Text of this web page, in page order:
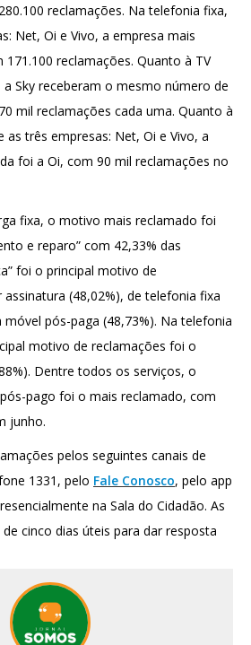
reclamações. Na telefonia fixa,
Net, Oi e Vivo, a empresa mais
reclamações. Quanto à TV
Sky receberam o mesmo número de
mil reclamações cada uma. Quanto à
as três empresas: Net, Oi e Vivo, a
foi a Oi, com 90 mil reclamações no
fixa, o motivo mais reclamado foi
e reparo” com 42,33% das
foi o principal motivo de
(48,02%), de telefonia fixa
pós-paga (48,73%). Na telefonia
motivo de reclamações foi o
Dentre todos os serviços, o
pago foi o mais reclamado, com
junho.
pelos seguintes canais de
1331, pelo Fale Conosco, pelo app
na Sala do Cidadão. As
cinco dias úteis para dar resposta